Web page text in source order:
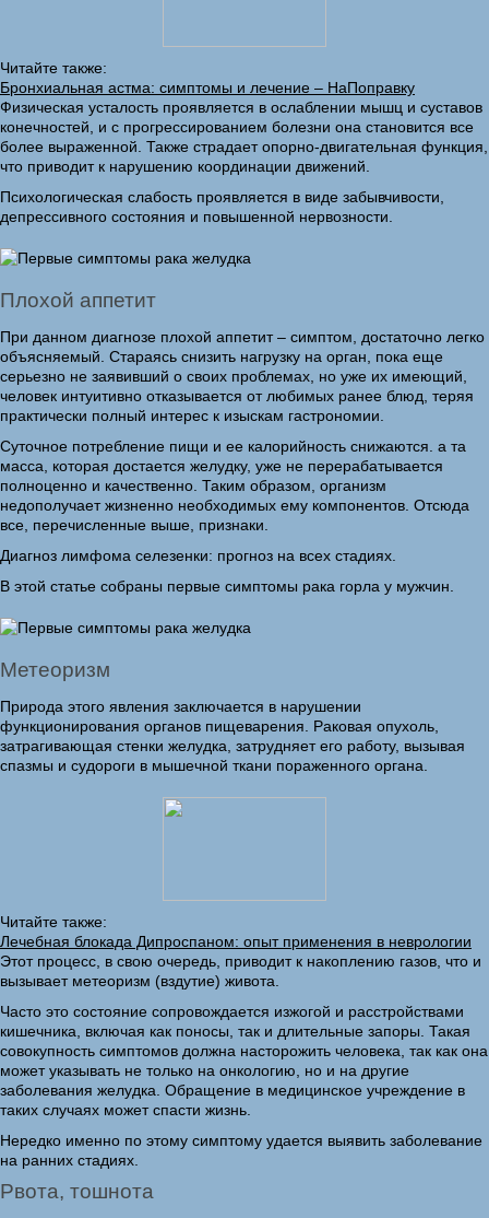
Читайте также:
Бронхиальная астма: симптомы и лечение – НаПоправку
Физическая усталость проявляется в ослаблении мышц и суставов
конечностей, и с прогрессированием болезни она становится все
более выраженной. Также страдает опорно-двигательная функция,
что приводит к нарушению координации движений.
Психологическая слабость проявляется в виде забывчивости,
депрессивного состояния и повышенной нервозности.
Плохой аппетит
При данном диагнозе плохой аппетит – симптом, достаточно легко
объясняемый. Стараясь снизить нагрузку на орган, пока еще
серьезно не заявивший о своих проблемах, но уже их имеющий,
человек интуитивно отказывается от любимых ранее блюд, теряя
практически полный интерес к изыскам гастрономии.
Суточное потребление пищи и ее калорийность снижаются. а та
масса, которая достается желудку, уже не перерабатывается
полноценно и качественно. Таким образом, организм
недополучает жизненно необходимых ему компонентов. Отсюда
все, перечисленные выше, признаки.
Диагноз лимфома селезенки: прогноз на всех стадиях.
В этой статье собраны первые симптомы рака горла у мужчин.
Метеоризм
Природа этого явления заключается в нарушении
функционирования органов пищеварения. Раковая опухоль,
затрагивающая стенки желудка, затрудняет его работу, вызывая
спазмы и судороги в мышечной ткани пораженного органа.
Читайте также:
Лечебная блокада Дипроспаном: опыт применения в неврологии
Этот процесс, в свою очередь, приводит к накоплению газов, что и
вызывает метеоризм (вздутие) живота.
Часто это состояние сопровождается изжогой и расстройствами
кишечника, включая как поносы, так и длительные запоры. Такая
совокупность симптомов должна насторожить человека, так как она
может указывать не только на онкологию, но и на другие
заболевания желудка. Обращение в медицинское учреждение в
таких случаях может спасти жизнь.
Нередко именно по этому симптому удается выявить заболевание
на ранних стадиях.
Рвота, тошнота